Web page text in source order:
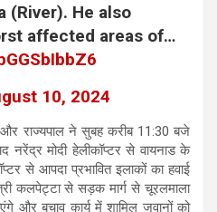
(River). He also
affected areas of…
10, 2024
और राज्यपाल ने सुबह करीब 11:30 बजे
नरेंद्र मोदी हेलीकॉप्टर से वायनाड के
से आपदा प्रभावित इलाकों का हवाई
कलपेट्टा से सड़क मार्ग से चूरलमाला
और बचाव कार्य में शामिल जवानों को